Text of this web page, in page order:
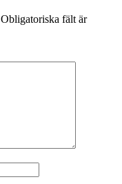
Obligatoriska fält är